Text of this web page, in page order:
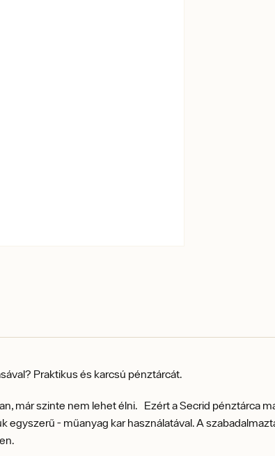
Praktikus és karcsú pénztárcát.
már szinte nem lehet élni. Ezért a Secrid pénztárca
- műanyag kar használatával. A